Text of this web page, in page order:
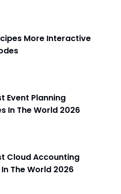
More Interactive
Event Planning
In The World 2026
Cloud Accounting
The World 2026